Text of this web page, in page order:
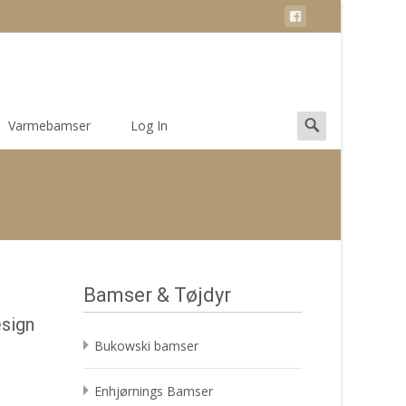
Varmebamser Log In
Search
for:
Bamser & Tøjdyr
Bukowski bamser
Enhjørnings Bamser